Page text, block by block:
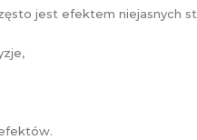
jest efektem niejasnych